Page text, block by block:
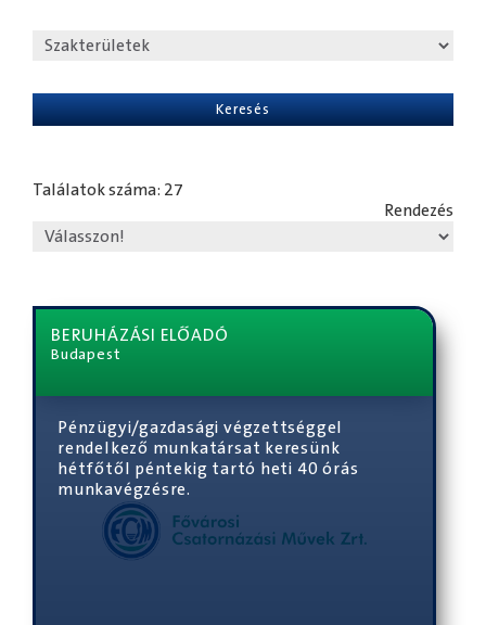
Keresés
Találatok száma: 27
Rendezés
BERUHÁZÁSI ELŐADÓ
Budapest
Pénzügyi/gazdasági végzettséggel
rendelkező munkatársat keresünk
hétfőtől péntekig tartó heti 40 órás
munkavégzésre.